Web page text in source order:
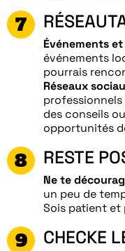
Événements
événements
pourrais
Réseaux
des conseils
opportunités
RESTE
Ne te
un peu de
Sois patient et
CHECKE